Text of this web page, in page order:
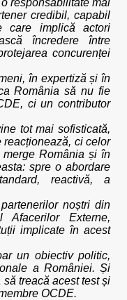
responsabilitate mai
credibil, capabil
care implică actori
încredere între
concurenței
în expertiză și în
România să nu fie
ci un contributor
tot mai sofisticată,
reacționează, ci celor
România și în
spre o abordare
reactivă, a
noștri din
Afacerilor Externe,
implicate în acest
un obiectiv politic,
a României. Și
treacă acest test și
OCDE.